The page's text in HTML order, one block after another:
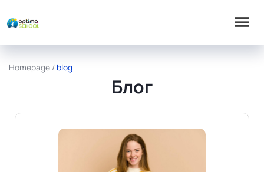
Homepage / blog
Блог